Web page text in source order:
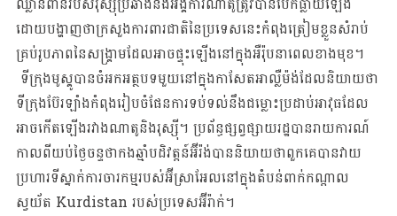
ដោយបង្ហាញថាក្រសួងការពារជាតិនៃប្រទេសនេះកំពុងត្រៀមខ្លួនសំរាប់
គ្រប់រូបភាពនៃសង្គ្រាមដែលអាចផ្ទុះឡើងនៅក្នុងអឺរ៉ុបនាពេលខាងមុខ។
ទីក្រុងមូស្គូបានចំអកអត្ថបទមួយនៅក្នុងកាសែតអាល្លឺម៉ង់ដែលនិយាយថា
ទីក្រុងប៊ែរឡាំងកំពុងរៀបចំផែនការទប់ទល់នឹងជម្លោះប្រដាប់អាវុធដែល
អាចកើតឡើងរវាងណាតូនិងរុស្ស៊ី។ ប្រព័ន្ធផ្សព្វផ្សាយរដ្ឋបានរាយការណ៍
កាលពីយប់ថ្ងៃចន្ទថាកងឆ្មាំបដិវត្តន៍អ៊ីរ៉ង់បាននិយាយថាពួកគេបានវាយ
ប្រហារទីស្នាក់ការចារកម្មរបស់អ៊ីស្រាអែលនៅក្នុងតំបន់ពាក់កណ្តាល
ស្វយ័ត Kurdistan របស់ប្រទេសអ៊ីរ៉ាក់។